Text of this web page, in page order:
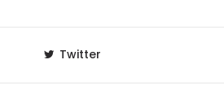
Twitter